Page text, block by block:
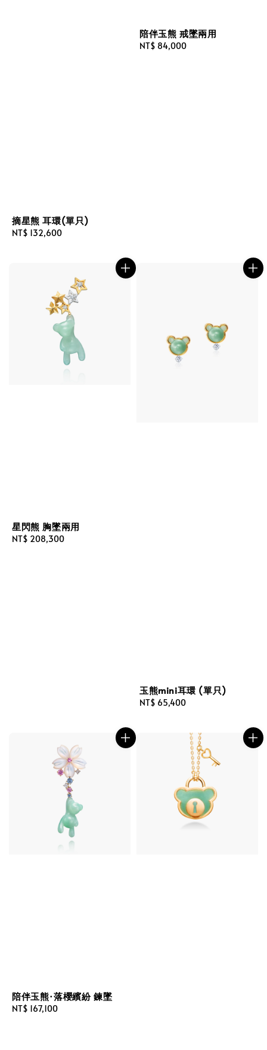
摘星熊 耳環(單只)
Regular
NT$ 132,600
陪伴玉熊 戒墜兩用
Regular
NT$ 84,000
星閃熊 胸墜兩用
Regular
NT$ 208,300
玉熊mini耳環 (單只)
Regular
NT$ 65,400
陪伴玉熊·落櫻繽紛 鍊墜
Regular
NT$ 167,100